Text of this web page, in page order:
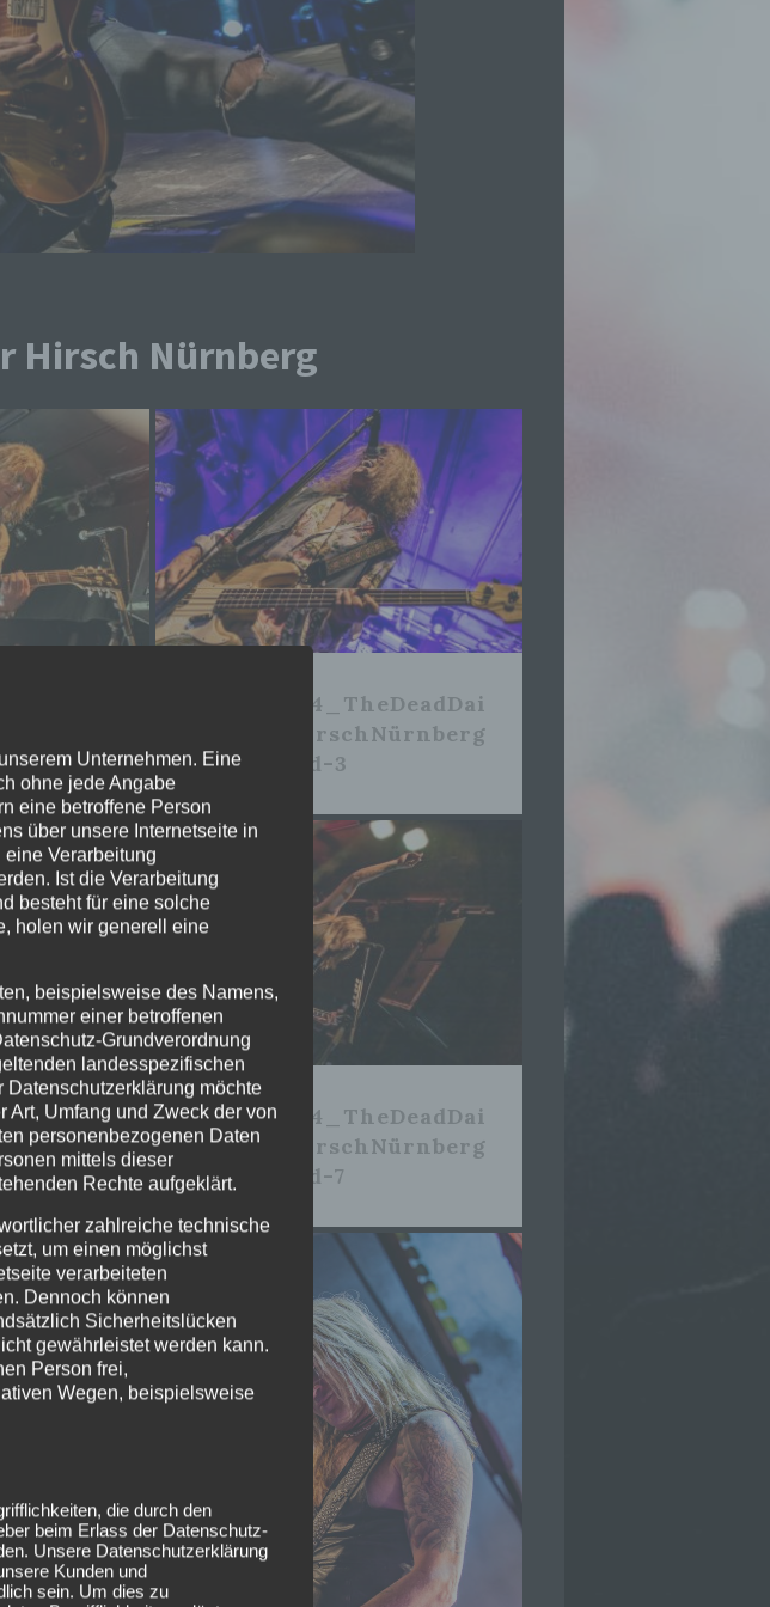
Hirsch Nürnberg
2022_06_14_TheDeadDai
sies_DerHirschNürnberg
_Livesound-3
2022_06_14_TheDeadDai
sies_DerHirschNürnberg
_Livesound-7
Unternehmen. Eine
ohne jede Angabe
eine betroffene Person
über unsere Internetseite in
Verarbeitung
Ist die Verarbeitung
besteht für eine solche
holen wir generell eine
beispielsweise des Namens,
einer betroffenen
Grundverordnung
landesspezifischen
Datenschutzerklärung möchte
Art, Umfang und Zweck der von
personenbezogenen Daten
mittels dieser
Rechte aufgeklärt.
zahlreiche technische
um einen möglichst
verarbeiteten
Dennoch können
Sicherheitslücken
gewährleistet werden kann.
Person frei,
Wegen, beispielsweise
die durch den
beim Erlass der Datenschutz-
Unsere Datenschutzerklärung
Kunden und
sein. Um dies zu